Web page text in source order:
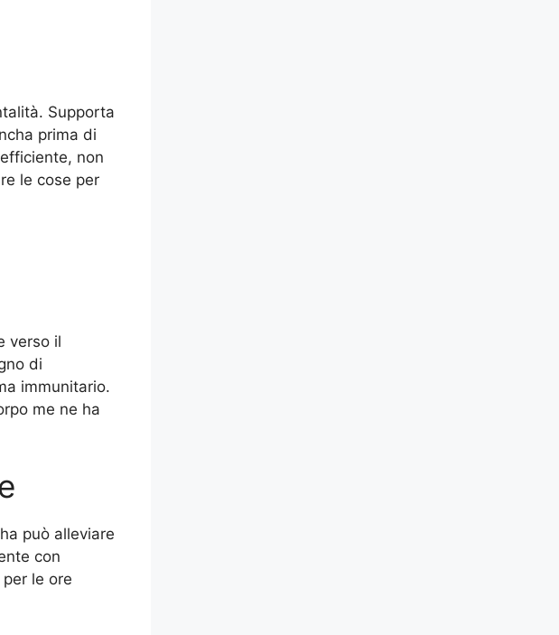
Supporta
prima di
non
le cose per
verso il
di
immunitario.
me ne ha
può alleviare
con
le ore